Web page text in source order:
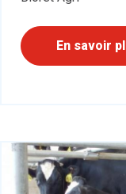
En savoir